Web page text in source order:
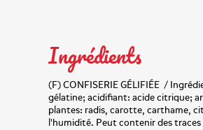
Ingrédients
(F) CONFISERIE GÉLIFIÉE /
gélatine; acidifiant: acide citrique;
plantes: radis, carotte, carthame,
l'humidité. Peut contenir des traces